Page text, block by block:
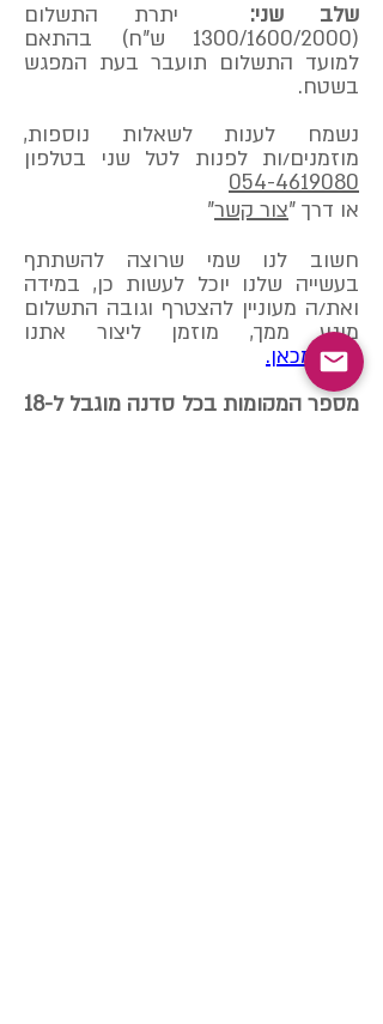
שלב שני:
יתרת התשלום
(1300/1600/2000 ש"ח) בהתאם
למועד התשלום תועבר בעת המפגש
בשטח.
נשמח לענות לשאלות נוספות,
מוזמנים/ות לפנות לטל שני בטלפון
054-4619080
או דרך "צור קשר"
חשוב לנו שמי שרוצה להשתתף
בעשייה שלנו יוכל לעשות כן, במידה
ואת/ה מעוניין להצטרף וגובה התשלום
מונע ממך, מוזמן ליצור אתנו
קשר מכאן.
מספר המקומות בכל סדנה מוגבל ל-18